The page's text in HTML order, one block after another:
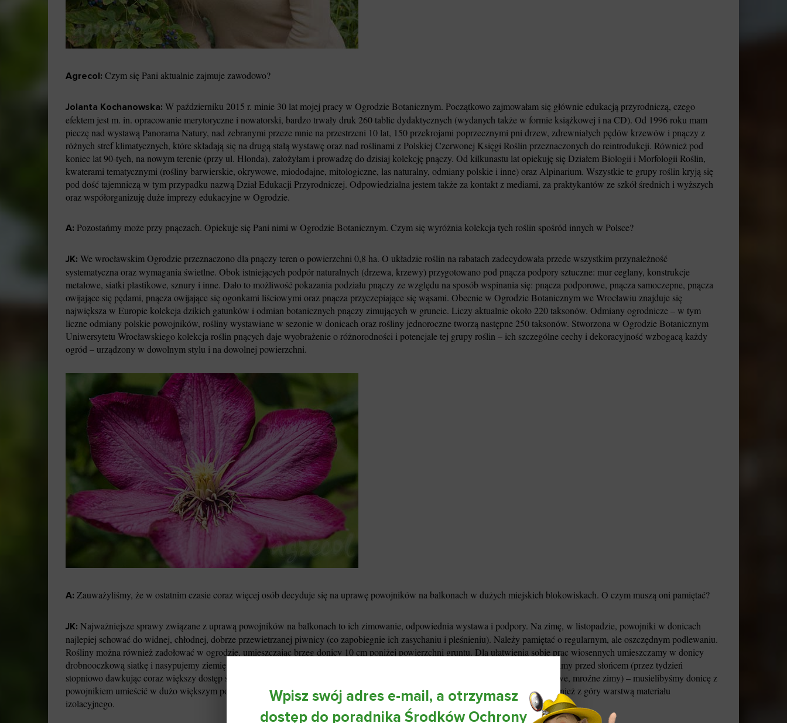
Wpisz swój adres e-mail, a otrzymasz
dostęp do poradnika Środków Ochrony
Agrecol: Czym się Pani aktualnie zajmuje zawodowo?
Jolanta Kochanowska: W październiku 2015 r. minie 30 lat mojej pracy w Ogrodzie Botanicznym. Początkowo zajmowałam się głównie edukacją przyrodniczą, czego
efektem jest m. in. opracowanie merytoryczne i nowatorski, bardzo trwały druk 260 tablic dydaktycznych (wydanych także w formie książkowej i na CD). Od 1996 roku mam
pieczę nad wystawą Panorama Natury, nad zebranymi przeze mnie na przestrzeni 10 lat, 150 przekrojami poprzecznymi pni drzew, zdrewniałych pędów krzewów i pnączy z
różnych stref klimatycznych, które składają się na drugą stałą wystawę oraz nad roślinami z Polskiej Czerwonej Księgi Roślin przeznaczonych do reintrodukcji. Również pod
koniec lat 90-tych, na nowym terenie (przy ul. Hlonda), założyłam i prowadzę do dzisiaj kolekcję pnączy. Od kilkunastu lat opiekuję się Działem Biologii i Morfologii Roślin,
kwaterami tematycznymi (rośliny barwierskie, okrywowe, miododajne, mitologiczne, las naturalny, odmiany polskie i inne) oraz Alpinarium. Wszystkie te grupy roślin kryją się
pod dość tajemniczą w tym przypadku nazwą Dział Edukacji Przyrodniczej. Odpowiedzialna jestem także za kontakt z mediami, za praktykantów ze szkół średnich i wyższych
oraz współorganizuję duże imprezy edukacyjne w Ogrodzie.
A: Pozostańmy może przy pnączach. Opiekuje się Pani nimi w Ogrodzie Botanicznym. Czym się wyróżnia kolekcja tych roślin spośród innych w Polsce?
JK: We wrocławskim Ogrodzie przeznaczono dla pnączy teren o powierzchni 0,8 ha. O układzie roślin na rabatach zadecydowała przede wszystkim przynależność
systematyczna oraz wymagania świetlne. Obok istniejących podpór naturalnych (drzewa, krzewy) przygotowano pod pnącza podpory sztuczne: mur ceglany, konstrukcje
metalowe, siatki plastikowe, sznury i inne. Dało to możliwość pokazania podziału pnączy ze względu na sposób wspinania się: pnącza podporowe, pnącza samoczepne, pnącza
owijające się pędami, pnącza owijające się ogonkami liściowymi oraz pnącza przyczepiające się wąsami. Obecnie w Ogrodzie Botanicznym we Wrocławiu znajduje się
największa w Europie kolekcja dzikich gatunków i odmian botanicznych pnączy zimujących w gruncie. Liczy aktualnie około 220 taksonów. Odmiany ogrodnicze – w tym
liczne odmiany polskie powojników, rośliny wystawiane w sezonie w donicach oraz rośliny jednoroczne tworzą następne 250 taksonów. Stworzona w Ogrodzie Botanicznym
Uniwersytetu Wrocławskiego kolekcja roślin pnących daje wyobrażenie o różnorodności i potencjale tej grupy roślin – ich szczególne cechy i dekoracyjność wzbogacą każdy
ogród – urządzony w dowolnym stylu i na dowolnej powierzchni.
A: Zauważyliśmy, że w ostatnim czasie coraz więcej osób decyduje się na uprawę powojników na balkonach w dużych miejskich blokowiskach. O czym muszą oni pamiętać?
JK: Najważniejsze sprawy związane z uprawą powojników na balkonach to ich zimowanie, odpowiednia wystawa i podpory. Na zimę, w listopadzie, powojniki w donicach
najlepiej schować do widnej, chłodnej, dobrze przewietrzanej piwnicy (co zapobiegnie ich zasychaniu i pleśnieniu). Należy pamiętać o regularnym, ale oszczędnym podlewaniu.
Rośliny można również zadołować w ogrodzie, umieszczając brzeg donicy 10 cm poniżej powierzchni gruntu. Dla ułatwienia sobie prac wiosennych umieszczamy w donicy
drobnooczkową siatkę i nasypujemy ziemię tworząc kopczyk. W marcu/kwietniu rośliny przenosimy na balkon, przesadzamy i osłaniamy przed słońcem (przez tydzień
stopniowo dawkując coraz większy dostęp światła). Zimowanie na balkonie jest dość ryzykowne (nikt nie wie czy nie wrócą prawdziwe, mroźne zimy) – musielibyśmy donicę z
powojnikiem umieścić w dużo większym pojemniku wyłożonym grubo z każdej strony (od spodu też) np. styropianem i przykryć również z góry warstwą materiału
izolacyjnego.